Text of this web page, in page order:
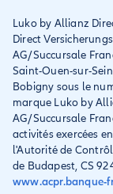
Conditions
IPID
Luko by Allianz
Direct
AG/Succursale
Saint-Ouen-sur-
Bobigny sous le
marque Luko by
AG/Succursale
activités exercées
l'Autorité de
de Budapest, CS
www.acpr.banque-